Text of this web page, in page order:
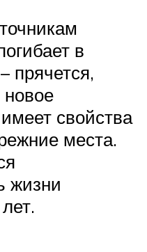
в
прячется,
свойства
места.
жизни